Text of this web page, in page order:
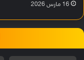
16 مارس 2026